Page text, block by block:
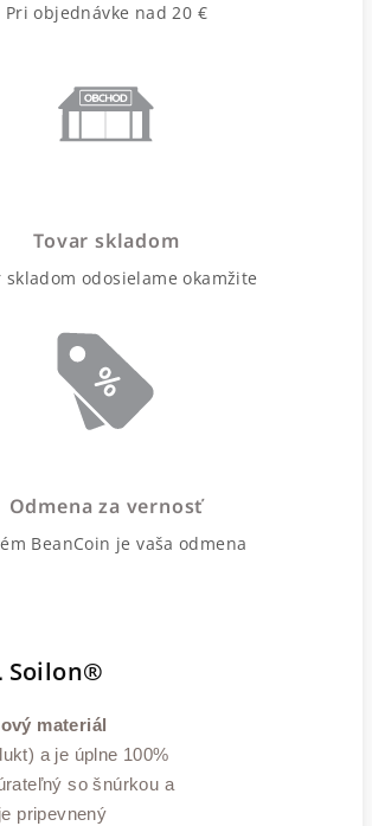
Pri objednávke nad 20 €
Tovar skladom
skladom odosielame okamžite
Odmena za vernosť
BeanCoin je vaša odmena
Soilon®
materiál
a je úplne 100%
so šnúrkou a
pripevnený